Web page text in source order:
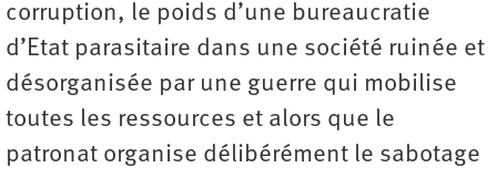
corruption, le poids d’une bureaucratie
d’Etat parasitaire dans une société ruinée et
désorganisée par une guerre qui mobilise
toutes les ressources et alors que le
patronat organise délibérément le sabotage